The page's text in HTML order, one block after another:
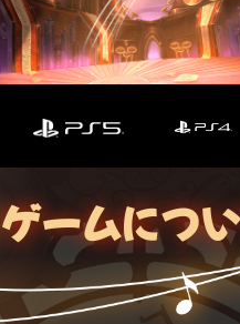
ゲームにつ